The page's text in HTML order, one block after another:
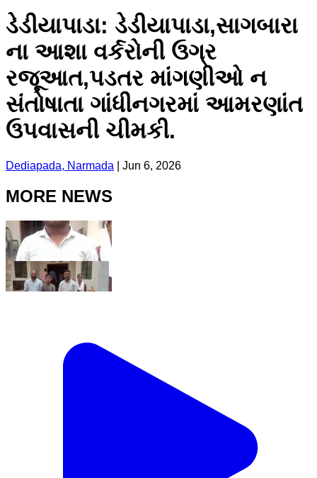
ડેડીયાપાડા: ડેડીયાપાડા,સાગબારા
ના આશા વર્કરોની ઉગ્ર
રજૂઆત,પડતર માંગણીઓ ન
સંતોષાતા ગાંધીનગરમાં આમરણાંત
ઉપવાસની ચીમકી.
Dediapada, Narmada Jun 6, 2026
MORE NEWS